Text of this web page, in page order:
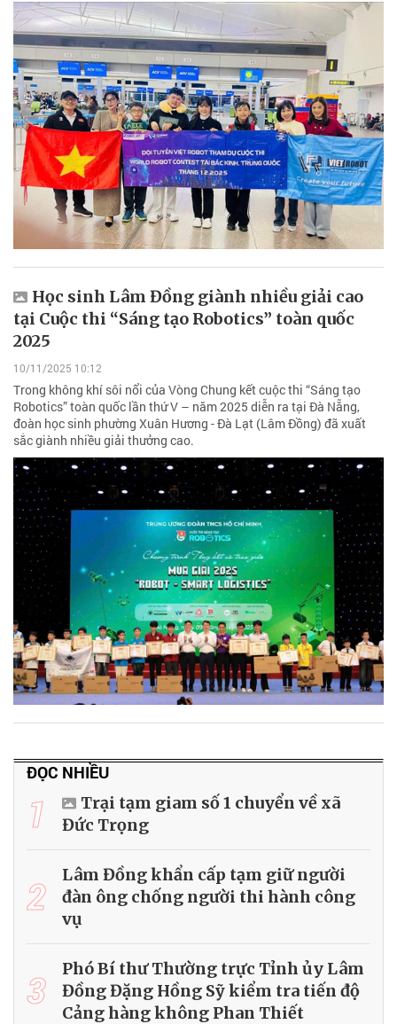
Học sinh Lâm Đồng giành nhiều giải cao
tại Cuộc thi “Sáng tạo Robotics” toàn quốc
2025
10/11/2025 10:12
Trong không khí sôi nổi của Vòng Chung kết cuộc thi “Sáng tạo
Robotics” toàn quốc lần thứ V – năm 2025 diễn ra tại Đà Nẵng,
đoàn học sinh phường Xuân Hương - Đà Lạt (Lâm Đồng) đã xuất
sắc giành nhiều giải thưởng cao.
ĐỌC NHIỀU
1
Trại tạm giam số 1 chuyển về xã
Đức Trọng
2
Lâm Đồng khẩn cấp tạm giữ người
đàn ông chống người thi hành công
vụ
3
Phó Bí thư Thường trực Tỉnh ủy Lâm
Đồng Đặng Hồng Sỹ kiểm tra tiến độ
Cảng hàng không Phan Thiết